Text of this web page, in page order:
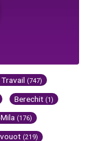
(747)
Berechit (1)
(176)
(219)